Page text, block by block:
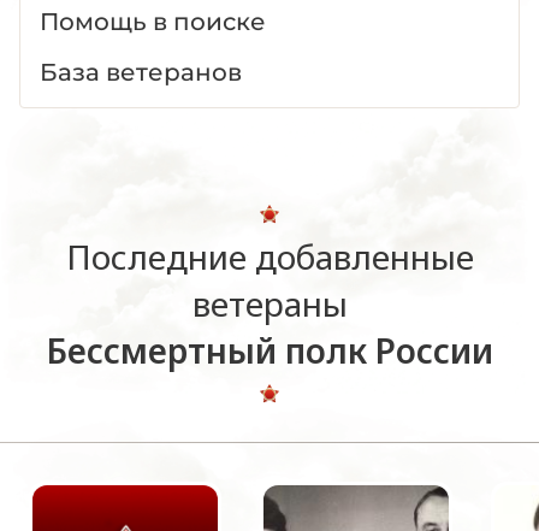
Помощь в поиске
База ветеранов
Последние добавленные
ветераны
Бессмертный полк России